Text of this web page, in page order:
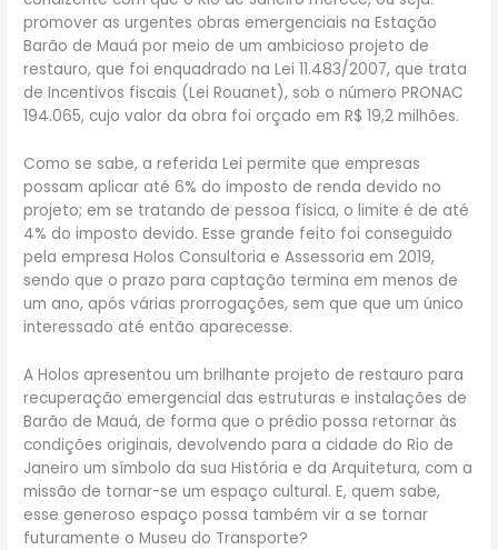
promover as urgentes obras emergenciais na Estação
Barão de Mauá por meio de um ambicioso projeto de
restauro, que foi enquadrado na Lei 11.483/2007, que trata
de Incentivos fiscais (Lei Rouanet), sob o número PRONAC
194.065, cujo valor da obra foi orçado em R$ 19,2 milhões.
Como se sabe, a referida Lei permite que empresas
possam aplicar até 6% do imposto de renda devido no
projeto; em se tratando de pessoa física, o limite é de até
4% do imposto devido. Esse grande feito foi conseguido
pela empresa Holos Consultoria e Assessoria em 2019,
sendo que o prazo para captação termina em menos de
um ano, após várias prorrogações, sem que que um único
interessado até então aparecesse.
A Holos apresentou um brilhante projeto de restauro para
recuperação emergencial das estruturas e instalações de
Barão de Mauá, de forma que o prédio possa retornar às
condições originais, devolvendo para a cidade do Rio de
Janeiro um símbolo da sua História e da Arquitetura, com a
missão de tornar-se um espaço cultural. E, quem sabe,
esse generoso espaço possa também vir a se tornar
futuramente o Museu do Transporte?